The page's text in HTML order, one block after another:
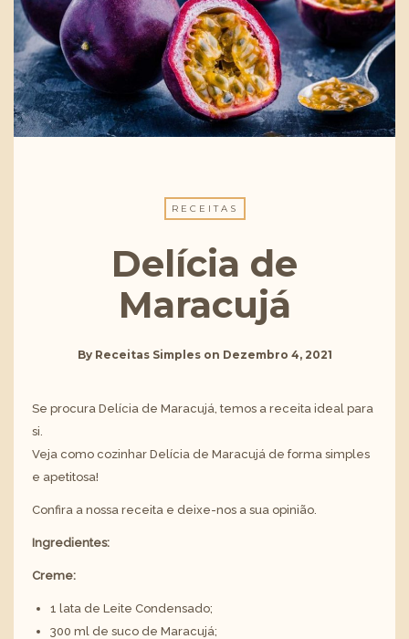
RECEITAS
Delícia de
Maracujá
By Receitas Simples on Dezembro 4, 2021
Se procura Delícia de Maracujá, temos a receita ideal para
si.
Veja como cozinhar Delícia de Maracujá de forma simples
e apetitosa!
Confira a nossa receita e deixe-nos a sua opinião.
Ingredientes:
Creme:
1 lata de Leite Condensado;
300 ml de suco de Maracujá;